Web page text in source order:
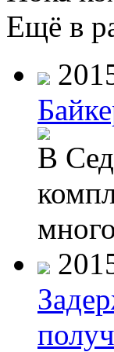
Ещё в
В